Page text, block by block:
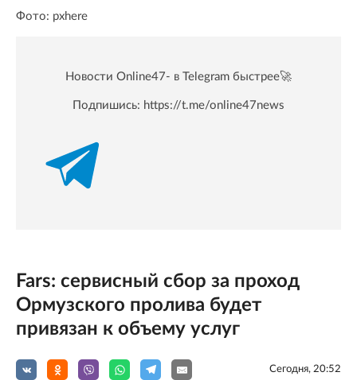
Фото: pxhere
Новости Online47- в Telegram быстрее🚀
Подпишись: https://t.me/online47news
Fars: сервисный сбор за проход
Ормузского пролива будет
привязан к объему услуг
Сегодня, 20:52